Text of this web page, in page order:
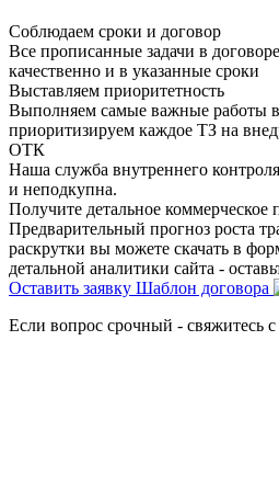
Соблюдаем сроки и договор
Все прописанные задачи в
качественно и в указанные сроки
Выставляем приоритетность
Выполняем самые важные работы
приоритизируем каждое ТЗ на
ОТК
Наша служба внутреннего
и неподкупна.
Получите детальное коммерческое
Предварительный прогноз роста
раскрутки вы можете скачать в
детальной аналитики сайта -
Оставить заявку Шаблон договора
Если вопрос срочный - свяжитесь